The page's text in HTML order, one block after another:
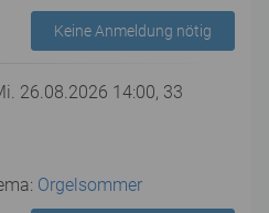
Keine Anmeldung nötig
26.08.2026 14:00, 33
Orgelsommer